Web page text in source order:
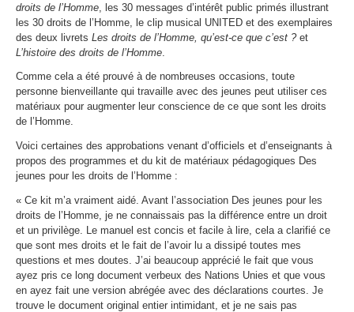
droits de l’Homme , les 30 messages d’intérêt public primés illustrant
les 30 droits de l’Homme, le clip musical UNITED et des exemplaires
des deux livrets Les droits de l’Homme, qu’est-ce que c’est ? et
L’histoire des droits de l’Homme
Comme cela a été prouvé à de nombreuses occasions, toute
personne bienveillante qui travaille avec des jeunes peut utiliser ces
matériaux pour augmenter leur conscience de ce que sont les droits
de l’Homme.
Voici certaines des approbations venant d’officiels et d’enseignants à
propos des programmes et du kit de matériaux pédagogiques Des
jeunes pour les droits de l’Homme :
« Ce kit m’a vraiment aidé. Avant l’association Des jeunes pour les
droits de l’Homme, je ne connaissais pas la différence entre un droit
et un privilège. Le manuel est concis et facile à lire, cela a clarifié ce
que sont mes droits et le fait de l’avoir lu a dissipé toutes mes
questions et mes doutes. J’ai beaucoup apprécié le fait que vous
ayez pris ce long document verbeux des Nations Unies et que vous
en ayez fait une version abrégée avec des déclarations courtes. Je
trouve le document original entier intimidant, et je ne sais pas